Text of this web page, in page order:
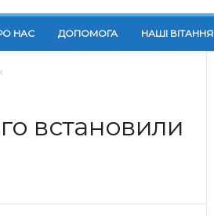
НАС ДОПОМОГА НАШІ ВІТАННЯ
встановили